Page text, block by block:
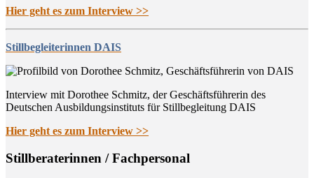
Hier geht es zum Interview >>
Stillbegleiterinnen DAIS
Interview mit Dorothee Schmitz, der Geschäftsführerin des
Deutschen Ausbildungsinstituts für Stillbegleitung DAIS
Hier geht es zum Interview >>
Still­be­ra­te­rin­nen / Fachpersonal